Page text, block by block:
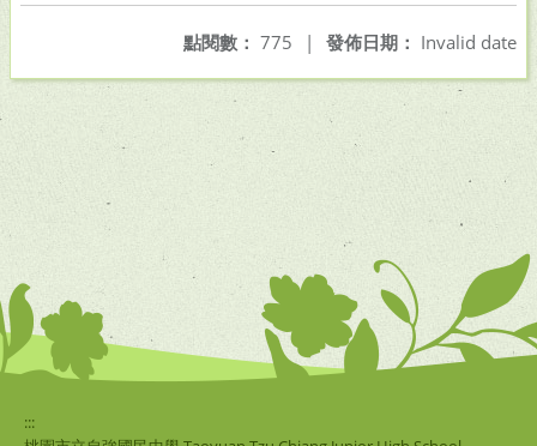
發佈日期： Invalid date
點閱數： 775 |
:::